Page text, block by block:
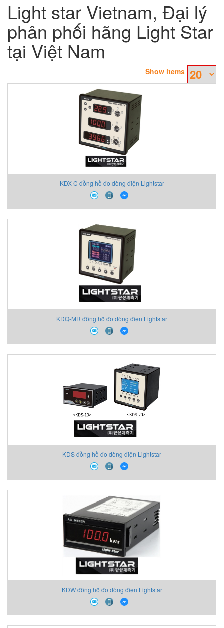
Light star Vietnam, Đại lý
phân phối hãng Light Star
tại Việt Nam
Show items
KDX-C đồng hồ đo dòng điện Lightstar
KDQ-MR đồng hồ đo dòng điện Lightstar
KDS đồng hồ đo dòng điện Lightstar
KDW đồng hồ đo dòng điện Lightstar